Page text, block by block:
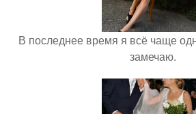
В последнее время я всё чаще
замечаю.